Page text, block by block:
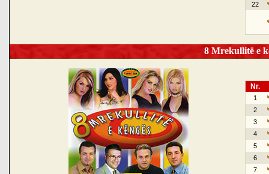
22
8 Mrekullitë e
Nr.
1
2
3
4
5
6
7